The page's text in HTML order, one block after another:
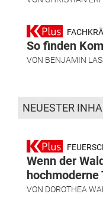
So finden
VON BENJAMIN
NEUESTER
Wenn der
VON DOROTHEA